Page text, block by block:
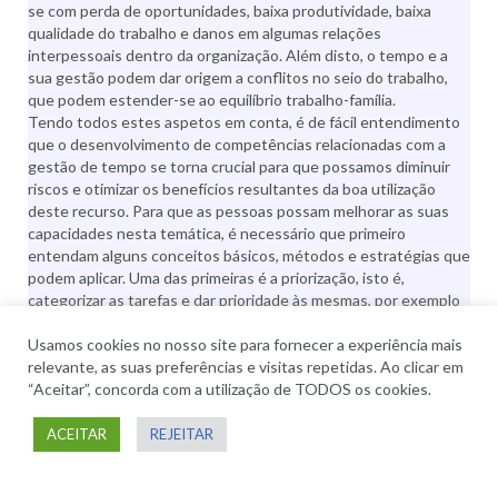
se com perda de oportunidades, baixa produtividade, baixa
qualidade do trabalho e danos em algumas relações
interpessoais dentro da organização. Além disto, o tempo e a
sua gestão podem dar origem a conflitos no seio do trabalho,
que podem estender-se ao equilíbrio trabalho-família.
Tendo todos estes aspetos em conta, é de fácil entendimento
que o desenvolvimento de competências relacionadas com a
gestão de tempo se torna crucial para que possamos diminuir
riscos e otimizar os benefícios resultantes da boa utilização
deste recurso. Para que as pessoas possam melhorar as suas
capacidades nesta temática, é necessário que primeiro
entendam alguns conceitos básicos, métodos e estratégias que
podem aplicar. Uma das primeiras é a priorização, isto é,
categorizar as tarefas e dar prioridade às mesmas, por exemplo
Importantes e Não Urgentes; Não Importantes e Urgentes;
Não Importantes e Não urgentes. Outra estratégia é a de
identificação e contorno dos cronófagos, ou seja, dos fatores
definição de objetivos SMART, tem também um papel
importante na gestão de tempo, uma vez que torna os nossos
Usamos cookies no nosso site para fornecer a experiência mais
relevante, as suas preferências e visitas repetidas. Ao clicar em
“Aceitar”, concorda com a utilização de TODOS os cookies.
ACEITAR REJEITAR